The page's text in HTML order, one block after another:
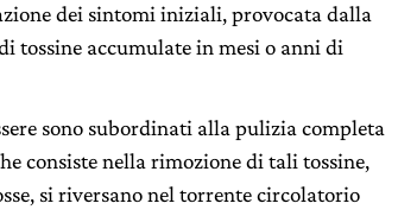
dei sintomi iniziali, provocata dalla
tossine accumulate in mesi o anni di
sono subordinati alla pulizia completa
consiste nella rimozione di tali tossine,
si riversano nel torrente circolatorio